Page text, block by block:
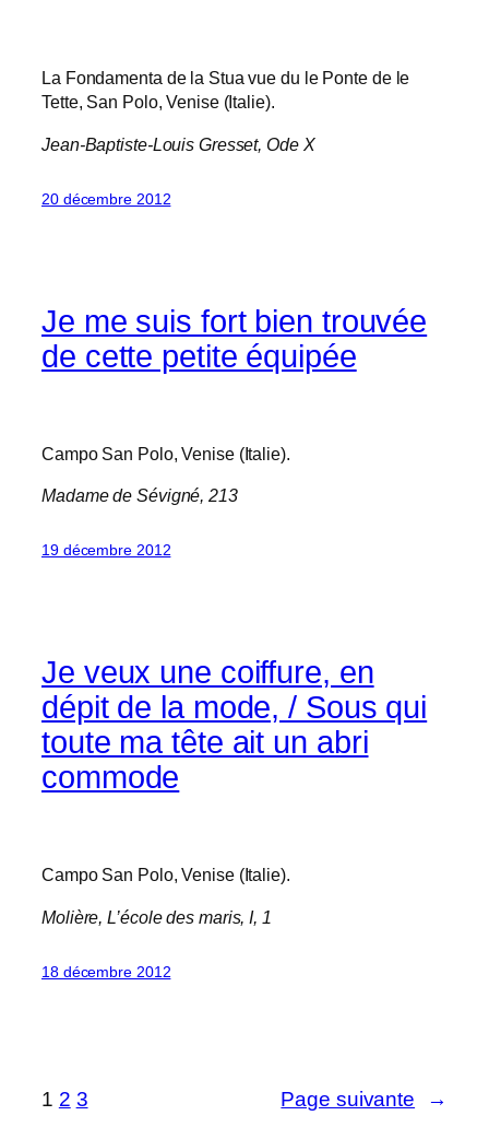
La Fondamenta de la Stua vue du le Ponte de le
Tette, San Polo, Venise (Italie).
Jean-Baptiste-Louis Gresset,Ode X
20 décembre 2012
Je me suis fort bien trouvée
de cette petite équipée
Campo San Polo, Venise (Italie).
Madame de Sévigné, 213
19 décembre 2012
Je veux une coiffure, en
dépit de la mode, / Sous qui
toute ma tête ait un abri
commode
Campo San Polo, Venise (Italie).
Molière,L’école des maris, I, 1
18 décembre 2012
1 2 3 Page suivante →